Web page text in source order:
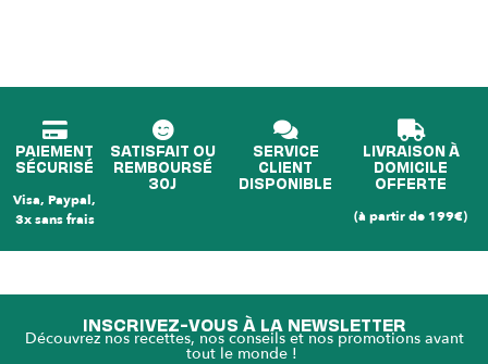
PAIEMENT
SÉCURISÉ
Visa, Paypal,
3x sans frais
SATISFAIT OU
REMBOURSÉ
30J
SERVICE
CLIENT
DISPONIBLE
LIVRAISON À
DOMICILE
OFFERTE
(à partir de 199€)
INSCRIVEZ-VOUS À LA NEWSLETTER
Découvrez nos recettes, nos conseils et nos promotions avant
tout le monde !